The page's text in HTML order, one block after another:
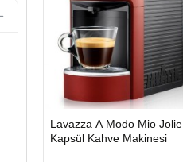
Lavazza A Modo Mio Jolie
Kapsül Kahve Makinesi